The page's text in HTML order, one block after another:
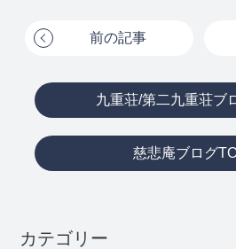
前の記事
九重荘/第二九重荘ブ
慈悲庵ブログ
カテゴリー